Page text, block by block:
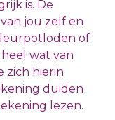
is. De
jou zelf en
of
wat van
zich hierin
duiden
lezen.